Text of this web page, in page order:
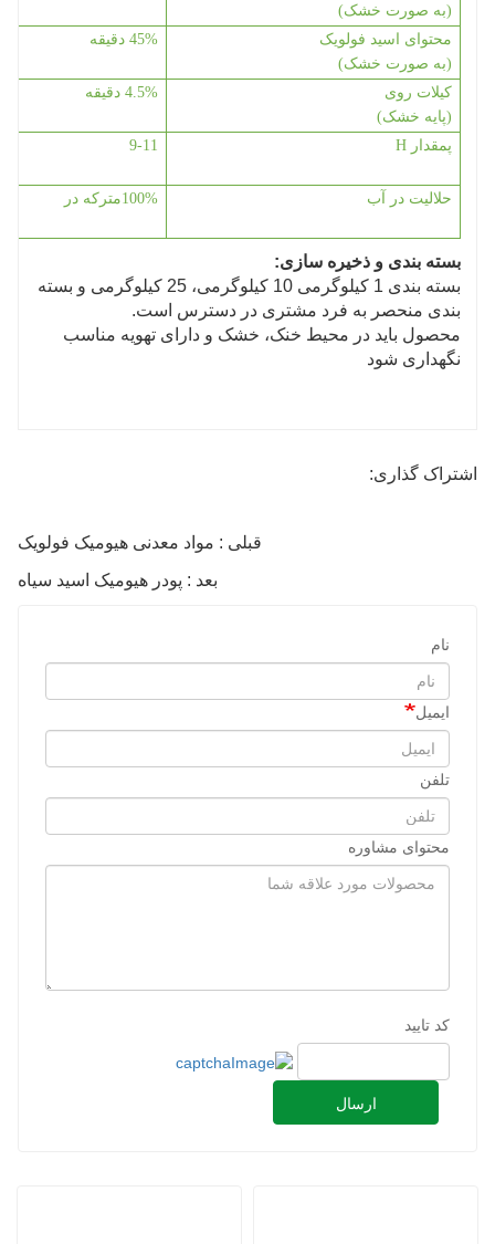
(به صورت خشک)
محتوای اسید فولویک
(به صورت خشک)
45% دقیقه
کیلات روی
(پایه خشک)
4.5% دقیقه
پمقدار H 9-11
حلالیت در آب 100% متر که در
بسته بندی و ذخیره سازی:
بسته بندی 1 کیلوگرمی 10 کیلوگرمی، 25 کیلوگرمی و بسته
بندی منحصر به فرد مشتری در دسترس است.
محصول باید در محیط خنک، خشک و دارای تهویه مناسب
نگهداری شود
اشتراک گذاری:
قبلی : مواد معدنی هیومیک فولویک
بعد : پودر هیومیک اسید سیاه
نام
ایمیل
تلفن
محتوای مشاوره
کد تایید
ارسال